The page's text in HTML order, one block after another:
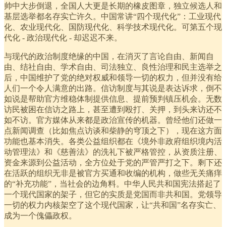
帅中大步倒退，全国人大更是长期的橡皮图章，独立候选人和
基层选举都名存实亡许久。中国常讲“四个现代化”：工业现代
化、农业现代化、国防现代化、科学技术现代化。可第五个现
代化 - 政治现代化 - 却迟迟不来。
与现代的政治制度绝缘的中国，在消灭了言论自由、新闻自
由、结社自由、学术自由、司法独立、良性治理和民主选举之
后，中国维护了党的绝对权威和领导一切的权力，但并没有给
人们一个令人满意的出路。信访制度与其说是表达诉求，倒不
如说是帮助官方维稳体制提供信息、提前预判镇压机会。无数
访民被困在信访之路上，甚至遭到殴打、关押，到头来访还不
如不访。官方媒体从来都是政治宣传的机器。曾经他们还做一
点新闻调查（比如焦点访谈和柴静的穹顶之下），现在这方面
功能也基本消失。各类公益组织都在《境外非政府组织境内活
动管理法》和《慈善法》的洗礼下被严格管控，从资质注册、
资金来源到公益活动，全方位处于党的严管严打之下。剩下还
在活跃的组织无非是被官方买通和收编的机构，做些无关痛痒
的“补充功能”，当社会的边角料。中华人民共和国宪法搭起了
一个现代国家的架子，但它的实质是党国而非共和国。党领导
一切的权力内核架空了这个现代国家，让“共和国”名存实亡、
成为一个傀儡政权。